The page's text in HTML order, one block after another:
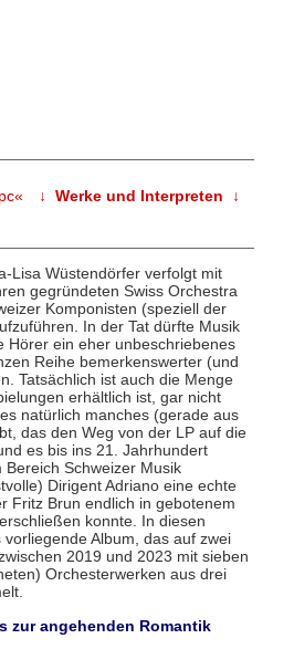
↓ Werke und Interpreten ↓
Lisa Wüstendörfer verfolgt mit
gegründeten Swiss Orchestra
Komponisten (speziell der
In der Tat dürfte Musik
Hörer ein eher unbeschriebenes
Reihe bemerkenswerter (und
Tatsächlich ist auch die Menge
erhältlich ist, gar nicht
natürlich manches (gerade aus
das den Weg von der LP auf die
es bis ins 21. Jahrhundert
Schweizer Musik
Dirigent Adriano eine echte
Fritz Brun endlich in gebotenem
konnte. In diesen
Album, das auf zwei
2019 und 2023 mit sieben
Orchesterwerken aus drei
zur angehenden Romantik